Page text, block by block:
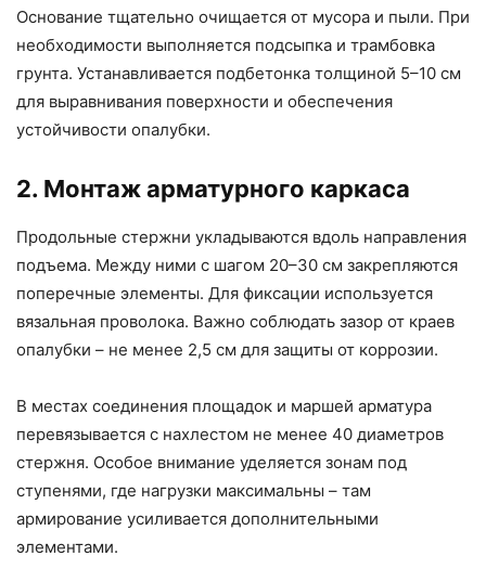
Основание тщательно очищается от мусора и пыли. При
необходимости выполняется подсыпка и трамбовка
грунта. Устанавливается подбетонка толщиной 5–10 см
для выравнивания поверхности и обеспечения
устойчивости опалубки.
2. Монтаж арматурного каркаса
Продольные стержни укладываются вдоль направления
подъема. Между ними с шагом 20–30 см закрепляются
поперечные элементы. Для фиксации используется
вязальная проволока. Важно соблюдать зазор от краев
опалубки – не менее 2,5 см для защиты от коррозии.
В местах соединения площадок и маршей арматура
перевязывается с нахлестом не менее 40 диаметров
стержня. Особое внимание уделяется зонам под
ступенями, где нагрузки максимальны – там
армирование усиливается дополнительными
элементами.